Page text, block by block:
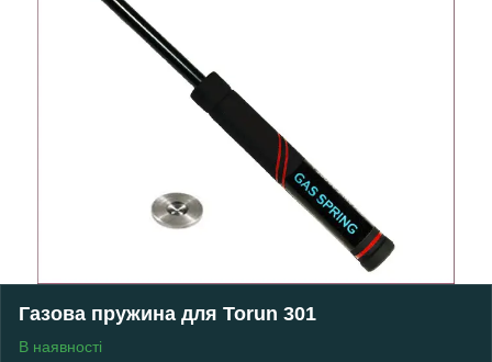
Газова пружина для Torun 301
В наявності